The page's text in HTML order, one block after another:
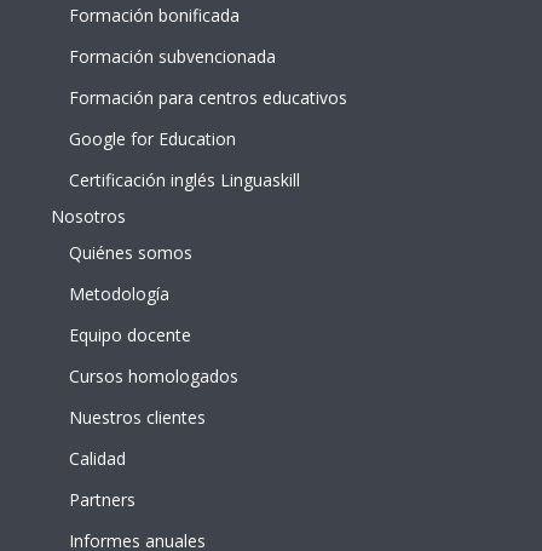
Formación bonificada
Formación subvencionada
Formación para centros educativos
Google for Education
Certificación inglés Linguaskill
Nosotros
Quiénes somos
Metodología
Equipo docente
Cursos homologados
Nuestros clientes
Calidad
Partners
Informes anuales